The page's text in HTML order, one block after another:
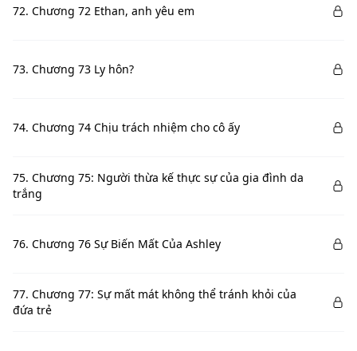
72. Chương 72 Ethan, anh yêu em
73. Chương 73 Ly hôn?
74. Chương 74 Chịu trách nhiệm cho cô ấy
75. Chương 75: Người thừa kế thực sự của gia đình da
trắng
76. Chương 76 Sự Biến Mất Của Ashley
77. Chương 77: Sự mất mát không thể tránh khỏi của
đứa trẻ